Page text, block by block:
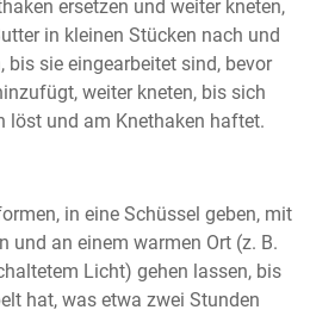
ersetzen und weiter kneten,
in kleinen Stücken nach und
bis sie eingearbeitet sind, bevor
weiter kneten, bis sich
löst und am Knethaken haftet.
in eine Schüssel geben, mit
und an einem warmen Ort (z. B.
Licht) gehen lassen, bis
hat, was etwa zwei Stunden